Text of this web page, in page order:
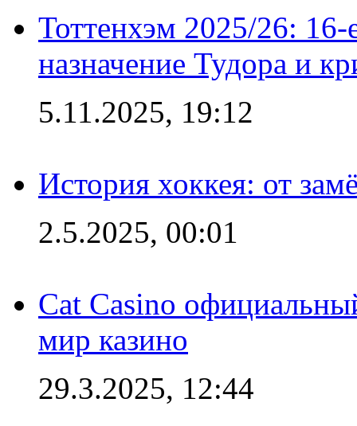
Тоттенхэм 2025/26:
назначение Тудора и
5.11.2025, 19:12
История хоккея: от
2.5.2025, 00:01
Cat Casino
мир казино
29.3.2025, 12:44